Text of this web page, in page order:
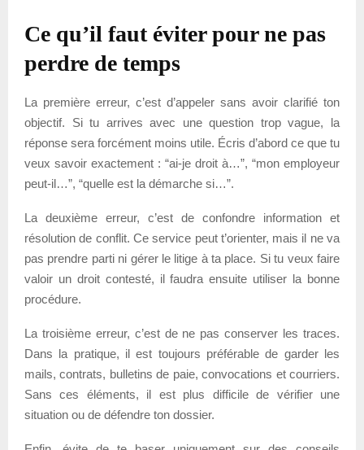
Ce qu’il faut éviter pour ne pas
perdre de temps
La première erreur, c’est d’appeler sans avoir clarifié ton
objectif. Si tu arrives avec une question trop vague, la
réponse sera forcément moins utile. Écris d’abord ce que tu
veux savoir exactement : “ai-je droit à…”, “mon employeur
peut-il…”, “quelle est la démarche si…”.
La deuxième erreur, c’est de confondre information et
résolution de conflit. Ce service peut t’orienter, mais il ne va
pas prendre parti ni gérer le litige à ta place. Si tu veux faire
valoir un droit contesté, il faudra ensuite utiliser la bonne
procédure.
La troisième erreur, c’est de ne pas conserver les traces.
Dans la pratique, il est toujours préférable de garder les
mails, contrats, bulletins de paie, convocations et courriers.
Sans ces éléments, il est plus difficile de vérifier une
situation ou de défendre ton dossier.